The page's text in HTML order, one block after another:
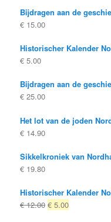
Bijdragen aan de
€ 15.00
Historischer Kalender
€ 5.00
Bijdragen aan de
€ 25.00
Het lot van de joden
€ 14.90
Sikkelkroniek van
€ 19.80
Historischer Kalender
€12.00 Oorspronkelijke
€ 5.00Huidige